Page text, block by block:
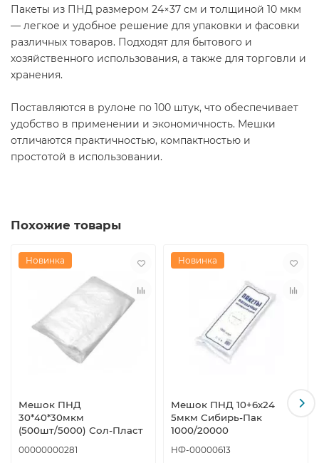
Пакеты из ПНД размером 24×37 см и толщиной 10 мкм
— легкое и удобное решение для упаковки и фасовки
различных товаров. Подходят для бытового и
хозяйственного использования, а также для торговли и
хранения.
Поставляются в рулоне по 100 штук, что обеспечивает
удобство в применении и экономичность. Мешки
отличаются практичностью, компактностью и
простотой в использовании.
Похожие товары
Новинка
Мешок ПНД
30*40*30мкм
(500шт/5000) Сол-Пласт
00000000281
Новинка
Мешок ПНД 10+6х24
5мкм Сибирь-Пак
1000/20000
НФ-00000613